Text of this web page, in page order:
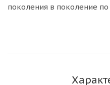
поколения в поколение по